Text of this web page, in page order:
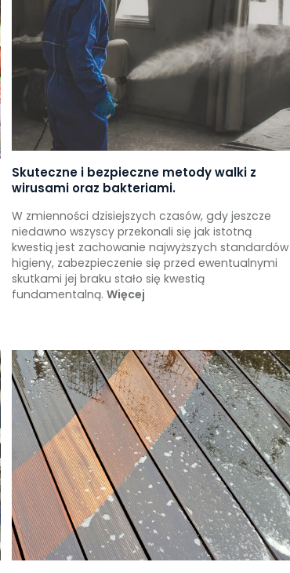
Skuteczne i bezpieczne metody walki z
wirusami oraz bakteriami.
W zmienności dzisiejszych czasów, gdy jeszcze
niedawno wszyscy przekonali się jak istotną
kwestią jest zachowanie najwyższych standardów
higieny, zabezpieczenie się przed ewentualnymi
skutkami jej braku stało się kwestią
fundamentalną.Więcej